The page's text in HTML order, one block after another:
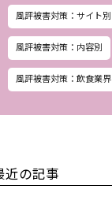
風評被害対策：サイト別
風評被害対策：内容別
風評被害対策：飲食業界
近の記事